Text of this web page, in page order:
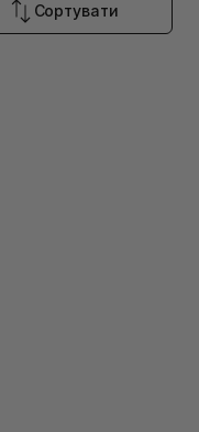
Сортувати